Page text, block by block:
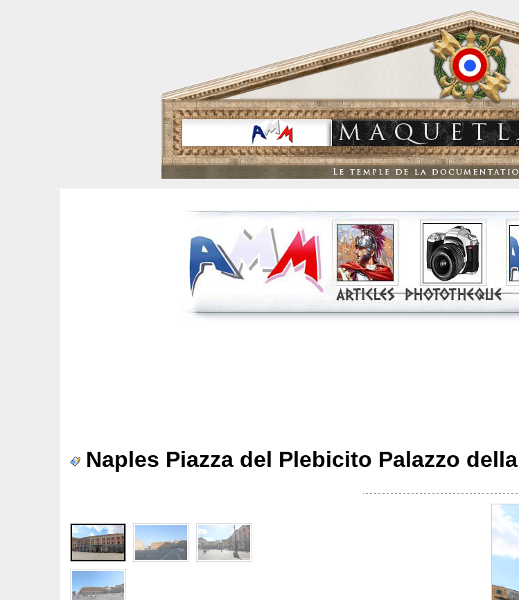
Naples Piazza del Plebicito Palazzo